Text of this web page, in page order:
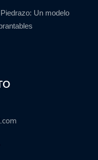
Un modelo